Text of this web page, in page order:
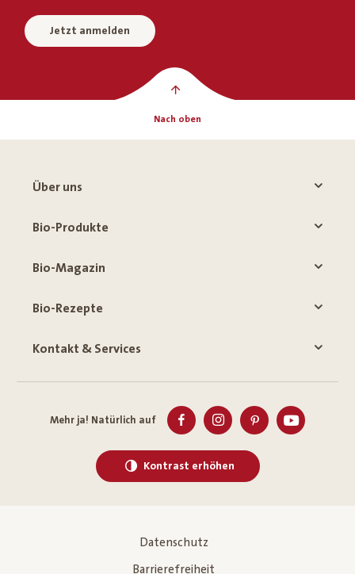
Jetzt anmelden
Nach oben
Über uns
Bio-Produkte
Bio-Magazin
Bio-Rezepte
Kontakt & Services
Mehr ja! Natürlich auf
Kontrast erhöhen
Datenschutz
Barrierefreiheit